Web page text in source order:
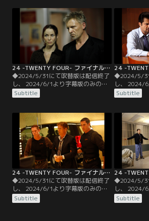
ちが政府転覆と核兵器開発の再開を
目論んでいる事を知ったハッサン大
統領は、野党支持者の一斉検挙を開
始する。一方、ルネは潜入捜査の第
1歩として…。
の非人道的
表団は彼の
ていた。和
ちこめるの
は収拾を
24 -TWENTY FOUR- ファイナル・シーズン 第07話／字幕
◆2024/5/31にて吹替版は配信終了
し、 2024/6/1より字幕版のみの配
信となります。予めご了承くださ
い。◆字幕／第07話 10：00
の忠告を受けたハッサン大統領は、
表面上は弾圧の中止を約束するも、
陰でジャモの妻子を拘束するよう側
近のタリンに命令を下す。
Subtitle
◆2024/5/31
し、 2024/
信となりま
い。◆字幕
トに連行さ
で武器商人
疑い深いバ
し、誰に雇
棒の輸送を
Subtitle
24 -TWENTY FOUR- ファイナル・シーズン 第09話／字幕
◆2024/5/31にて吹替版は配信終了
し、 2024/6/1より字幕版のみの配
信となります。予めご了承くださ
い。◆字幕／第09話 12：00
Subtitle
◆2024/5/31
し、 2024/
信となりま
い。◆字幕
Subtitle